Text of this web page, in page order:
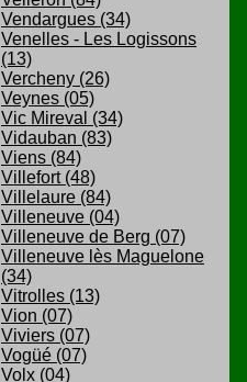
Vendargues (34)
Venelles - Les Logissons
(13)
Vercheny (26)
Veynes (05)
Vic Mireval (34)
Vidauban (83)
Viens (84)
Villefort (48)
Villelaure (84)
Villeneuve (04)
Villeneuve de Berg (07)
Villeneuve lès Maguelone
(34)
Vitrolles (13)
Vion (07)
Viviers (07)
Vogüé (07)
Volx (04)